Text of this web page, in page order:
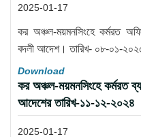
2025-01-17
কর অঞ্চল-ময়মনসিংহে কর্মরত
বদলী আদেশ। তারিখ- ০৮-০১-
Download
কর অঞ্চল-ময়মনসিংহে কর্মরত
আদেশের তারিখ-১১-১২-২০২৪
2025-01-17